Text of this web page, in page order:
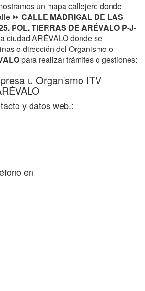
un mapa callejero donde
⏩ CALLE MADRIGAL DE LAS
POL. TIERRAS DE ARÉVALO P-J-
ciudad ARÉVALO donde se
o dirección del Organismo o
para realizar trámites o gestiones:
u Organismo ITV
y datos web.:
en